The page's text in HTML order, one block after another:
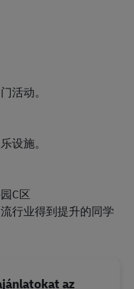
活动。
设施。
C区
行业得到提升的同学
az